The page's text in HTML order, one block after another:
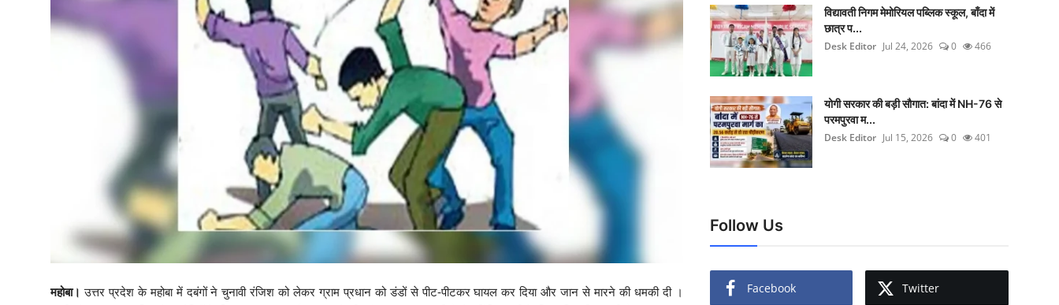
महोबा।उत्तर प्रदेश के महोबा में दबंगों ने चुनावी रंजिश को लेकर ग्राम प्रधान को डंडों से पीट-पीटकर घायल कर दिया और जान से मारने की धमकी दी ।
विद्यावती निगम मेमोरियल पब्लिक स्कूल, बाँदा में
छात्र प...
Desk Editor Jul 24, 2026 0 466
योगी सरकार की बड़ी सौगात: बांदा में NH-76 से
परमपुरवा म...
Desk Editor Jul 15, 2026 0 401
Follow Us
Facebook Twitter